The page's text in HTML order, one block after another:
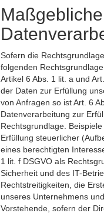
Sofern die
folgenden
Artikel 6 Abs. 1 lit. a und
der Daten zur Erfüllung
von Anfragen so ist Art. 6
Datenverarbeitung zur
Rechtsgrundlage.
Erfüllung steuerlicher
eines berechtigten
1 lit. f DSGVO als
Sicherheit und des IT-
Rechtstreitigkeiten, die
unseres Unternehmens
Vorstehende, sofern der